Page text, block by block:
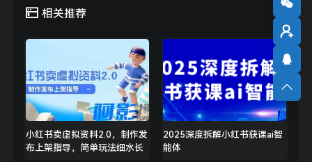
相关推荐
小红书卖虚拟资料2.0，制作发
布上架指导，简单玩法细水长
2025深度拆解小红书获课ai智
能体